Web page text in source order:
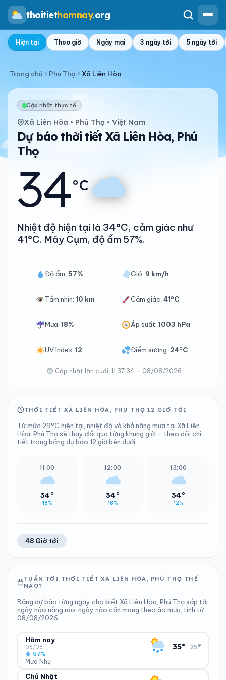
thoitiethomnay.org
Hiện tại Theo giờ Ngày mai 3 ngày tới 5 ngày tới
Trang chủ Phú Thọ Xã Liên Hòa
Cập nhật thực tế
Xã Liên Hòa • Phú Thọ • Việt Nam
Dự báo thời tiết Xã Liên Hòa, Phú
Thọ
34°C
Nhiệt độ hiện tại là 34°C, cảm giác như
41°C. Mây Cụm, độ ẩm 57%.
Độ ẩm: 57% Gió: 9 km/h
Tầm nhìn: 10 km Cảm giác:41°C
Mưa: 18% Áp suất:1003 hPa
UV Index: 12 Điểm sương: 24°C
Cập nhật lần cuối: 11:37:34 — 08/08/2026
THỜI TIẾT XÃ LIÊN HÒA, PHÚ THỌ 12 GIỜ TỚI
Từ mức 29°C hiện tại, nhiệt độ và khả năng mưa tại Xã Liên
Hòa, Phú Thọ sẽ thay đổi qua từng khung giờ — theo dõi chi
tiết trong bảng dự báo 12 giờ bên dưới.
11:00
34°
18%
12:00
34°
18%
13:00
34°
12%
48 Giờ tới
TUẦN TỚI THỜI TIẾT XÃ LIÊN HÒA, PHÚ THỌ THẾ
NÀO?
Bảng dự báo từng ngày cho biết Xã Liên Hòa, Phú Thọ sắp tới
ngày nào nắng ráo, ngày nào cần mang theo áo mưa, tính từ
08/08/2026.
Hôm nay
08/08
Mưa Nhẹ
57%
35° 25°
▾
ĐỘ ẨM
Chủ Nhật